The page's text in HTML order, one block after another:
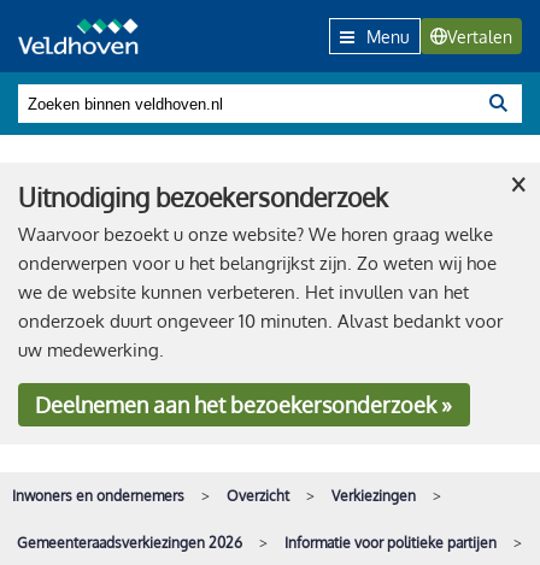
Menu Vertalen
Uitnodiging bezoekersonderzoek
Waarvoor bezoekt u onze website? We horen graag welke
onderwerpen voor u het belangrijkst zijn. Zo weten wij hoe
we de website kunnen verbeteren. Het invullen van het
onderzoek duurt ongeveer 10 minuten. Alvast bedankt voor
uw medewerking.
Deelnemenaan het bezoekersonderzoek »
×
Inwoners en ondernemers Overzicht Verkiezingen
Gemeenteraadsverkiezingen 2026 Informatie voor politieke partijen